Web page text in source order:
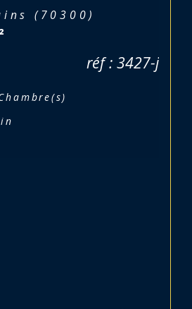
les-Bains
DE DEUX
Pièce(s)